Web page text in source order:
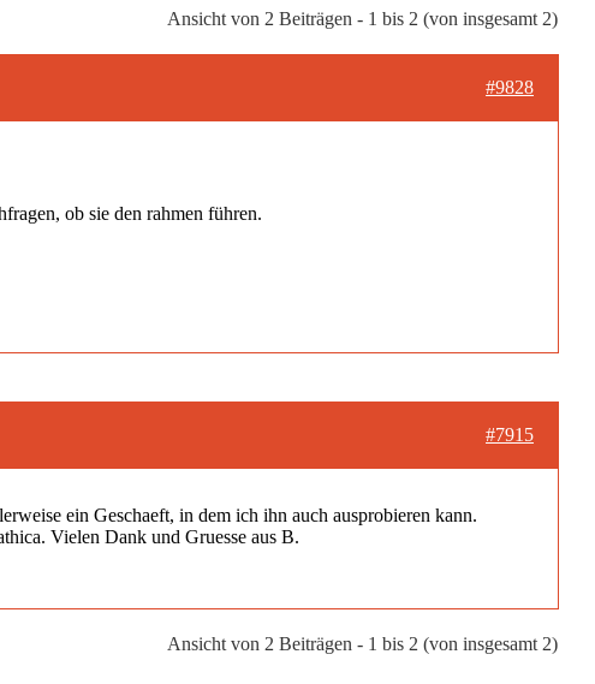
Ansicht von 2 Beiträgen - 1 bis 2 (von insgesamt 2)
#9828
ob sie den rahmen führen.
#7915
ein Geschaeft, in dem ich ihn auch ausprobieren kann.
Vielen Dank und Gruesse aus B.
Ansicht von 2 Beiträgen - 1 bis 2 (von insgesamt 2)